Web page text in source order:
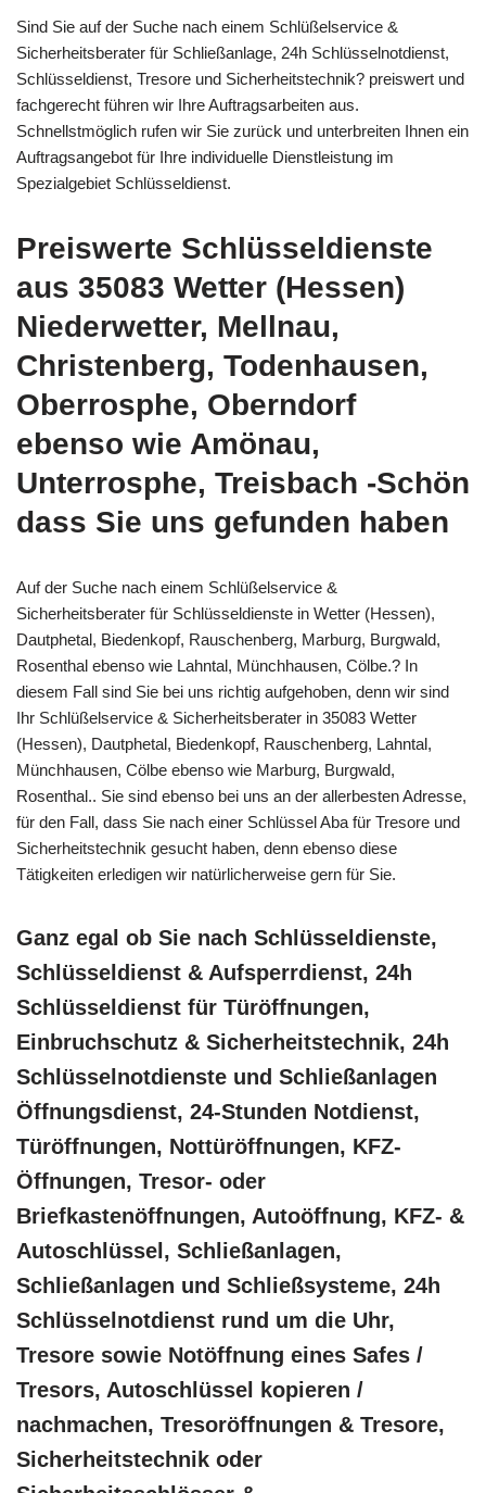
Sind Sie auf der Suche nach einem Schlüßelservice &
Sicherheitsberater für Schließanlage, 24h Schlüsselnotdienst,
Schlüsseldienst, Tresore und Sicherheitstechnik? preiswert und
fachgerecht führen wir Ihre Auftragsarbeiten aus.
Schnellstmöglich rufen wir Sie zurück und unterbreiten Ihnen ein
Auftragsangebot für Ihre individuelle Dienstleistung im
Spezialgebiet Schlüsseldienst.
Preiswerte Schlüsseldienste
aus 35083 Wetter (Hessen)
Niederwetter, Mellnau,
Christenberg, Todenhausen,
Oberrosphe, Oberndorf
ebenso wie Amönau,
Unterrosphe, Treisbach -Schön
dass Sie uns gefunden haben
Auf der Suche nach einem Schlüßelservice &
Sicherheitsberater für Schlüsseldienste in Wetter (Hessen),
Dautphetal, Biedenkopf, Rauschenberg, Marburg, Burgwald,
Rosenthal ebenso wie Lahntal, Münchhausen, Cölbe.? In
diesem Fall sind Sie bei uns richtig aufgehoben, denn wir sind
Ihr Schlüßelservice & Sicherheitsberater in 35083 Wetter
(Hessen), Dautphetal, Biedenkopf, Rauschenberg, Lahntal,
Münchhausen, Cölbe ebenso wie Marburg, Burgwald,
Rosenthal.. Sie sind ebenso bei uns an der allerbesten Adresse,
für den Fall, dass Sie nach einer Schlüssel Aba für Tresore und
Sicherheitstechnik gesucht haben, denn ebenso diese
Tätigkeiten erledigen wir natürlicherweise gern für Sie.
Ganz egal ob Sie nach Schlüsseldienste,
Schlüsseldienst & Aufsperrdienst, 24h
Schlüsseldienst für Türöffnungen,
Einbruchschutz & Sicherheitstechnik, 24h
Schlüsselnotdienste und Schließanlagen
Öffnungsdienst, 24-Stunden Notdienst,
Türöffnungen, Nottüröffnungen, KFZ-
Öffnungen, Tresor- oder
Briefkastenöffnungen, Autoöffnung, KFZ- &
Autoschlüssel, Schließanlagen,
Schließanlagen und Schließsysteme, 24h
Schlüsselnotdienst rund um die Uhr,
Tresore sowie Notöffnung eines Safes /
Tresors, Autoschlüssel kopieren /
nachmachen, Tresoröffnungen & Tresore,
Sicherheitstechnik oder